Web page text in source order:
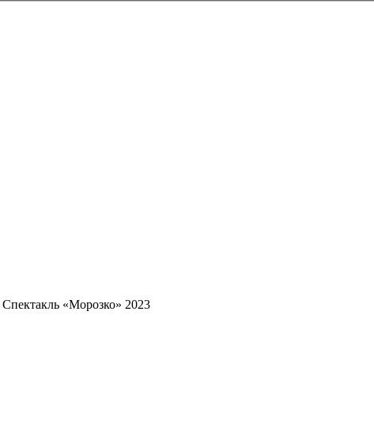
Спектакль «Морозко» 2023